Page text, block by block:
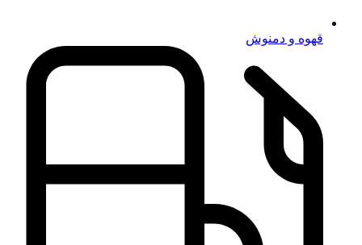
قهوه و دمنوش